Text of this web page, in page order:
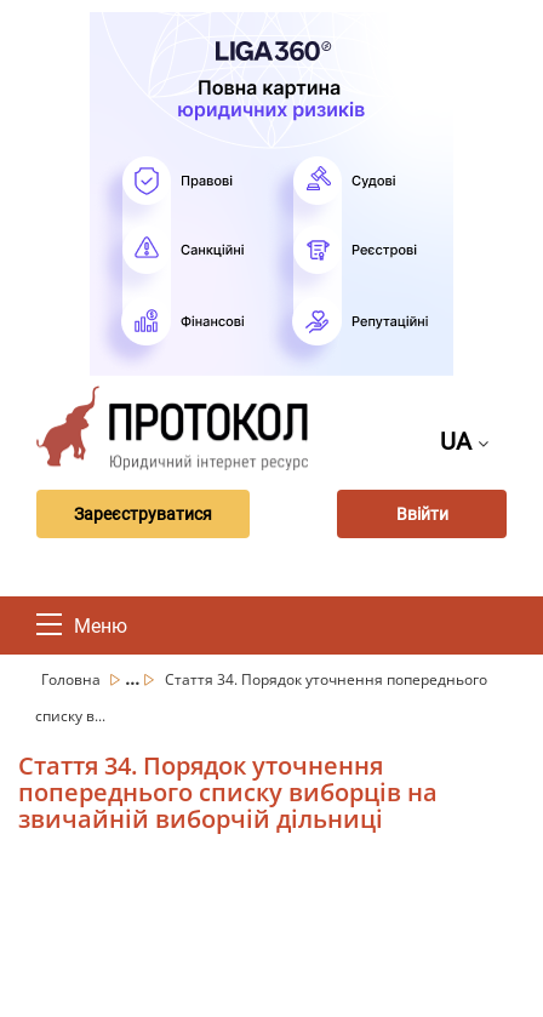
UA
Зареєструватися Ввійти
Меню
Головна ...
Стаття 34. Порядок уточнення попереднього
списку в...
Стаття 34. Порядок уточнення
попереднього списку виборців на
звичайній виборчій дільниці